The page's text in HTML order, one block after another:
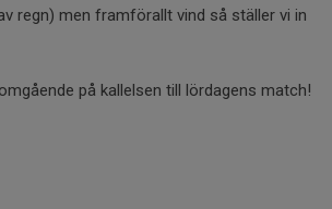
regn) men framförallt vind så ställer vi in
på kallelsen till lördagens match!